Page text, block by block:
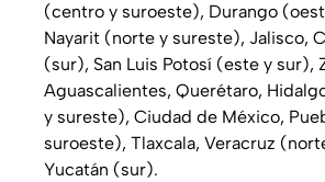
(centro y suroeste), Durango
Nayarit (norte y sureste), Jalisco,
(sur), San Luis Potosí (este y sur),
Aguascalientes, Querétaro,
y sureste), Ciudad de México,
suroeste), Tlaxcala, Veracruz
Yucatán (sur).